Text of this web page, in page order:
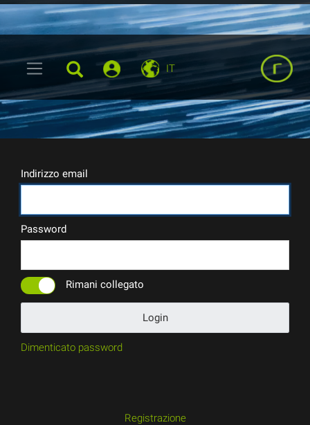
IT
Indirizzo email
Password
Rimani collegato
Login
Dimenticato password
Registrazione